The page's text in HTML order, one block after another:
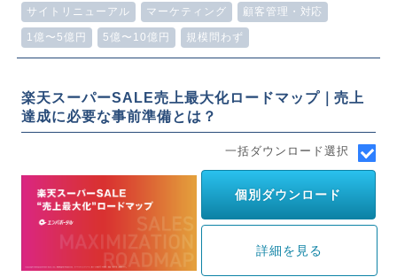
サイトリニューアル マーケティング 顧客管理・対応
1億〜5億円 5億〜10億円 規模問わず
楽天スーパーSALE売上最大化ロードマップ｜売上
達成に必要な事前準備とは？
一括ダウンロード選択
個別ダウンロード
詳細を見る